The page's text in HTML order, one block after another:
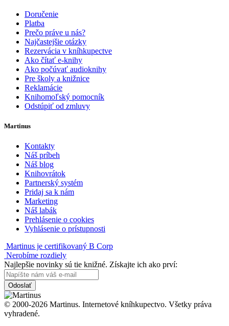
Doručenie
Platba
Prečo práve u nás?
Najčastejšie otázky
Rezervácia v kníhkupectve
Ako čítať e-knihy
Ako počúvať audioknihy
Pre školy a knižnice
Reklamácie
Knihomoľský pomocník
Odstúpiť od zmluvy
Martinus
Kontakty
Náš príbeh
Náš blog
Knihovrátok
Partnerský systém
Pridaj sa k nám
Marketing
Náš labák
Prehlásenie o cookies
Vyhlásenie o prístupnosti
Martinus je certifikovaný B Corp
Nerobíme rozdiely
Najlepšie novinky sú tie knižné. Získajte ich ako prví:
Odoslať
© 2000-2026 Martinus. Internetové kníhkupectvo. Všetky práva
vyhradené.